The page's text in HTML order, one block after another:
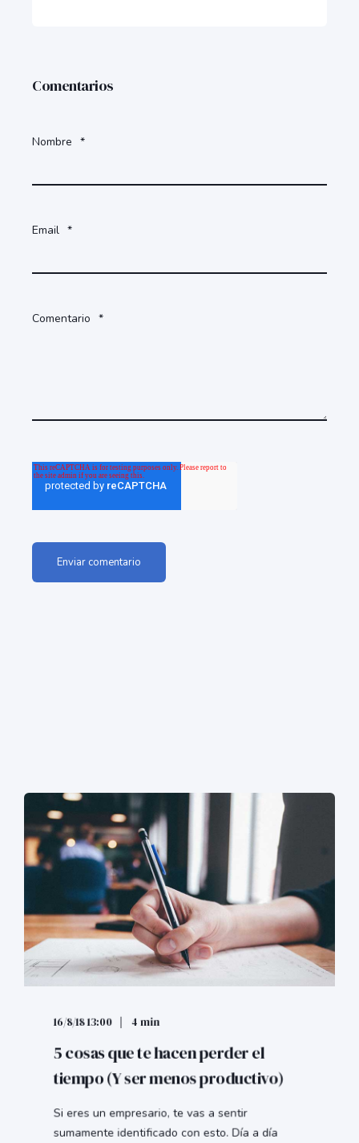
Comentarios
Nombre *
Email *
Comentario *
16/8/18 13:00 4 min
5 cosas que te hacen perder el
tiempo (Y ser menos productivo)
Si eres un empresario, te vas a sentir
sumamente identificado con esto. Día a día